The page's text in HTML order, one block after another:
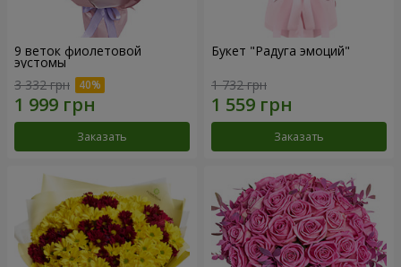
9 веток фиолетовой
эустомы
3 332 грн
Заказать
Букет "Радуга эмоций"
1 732 грн
Заказать